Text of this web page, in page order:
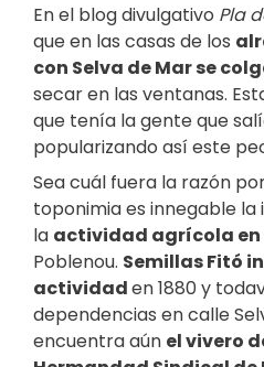
En el blog divulgativo Pla
que en las casas de los
con Selva de Mar se
secar en las ventanas.
que tenía la gente que
popularizando así este
Sea cuál fuera la razón
toponimia es innegable
la actividad agrícola en
Poblenou. Semillas Fitó
actividaden 1880 y
dependencias en calle
encuentra aún el vivero